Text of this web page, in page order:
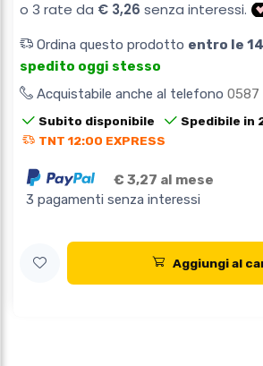
Ordina questo prodotto entro le
spedito oggi stesso
Acquistabile anche al telefono 0587
Subito disponibile
Spedibile in
TNT 12:00 EXPRESS
€ 3,27 al mese
3 pagamenti senza interessi
Aggiungi al